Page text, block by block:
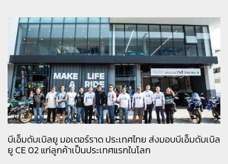
บีเอ็มดับเบิลยู มอเตอร์ราด ประเทศไทย ส่งมอบบีเอ็มดับเบิล
ยู CE 02 แก่ลูกค้าเป็นประเทศแรกในโลก